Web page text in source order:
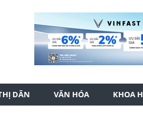
DÂN VĂN HÓA KHOA